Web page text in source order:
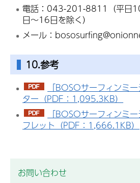
電話：043-201-8811（平日
日～16日を除く）
メール：
10.参考
「BOSOサーフィンミ
ター（PDF：1,095.3KB）
「BOSOサーフィンミ
フレット（PDF：1,666.1KB）
お問い合わせ